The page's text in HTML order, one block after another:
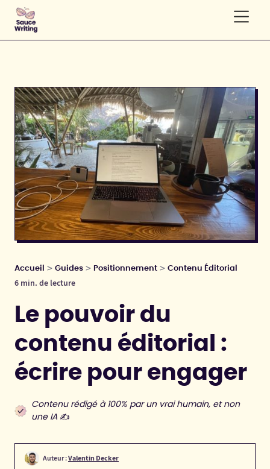
Accueil > Guides > Positionnement > Contenu Éditorial
6 min. de lecture
Le pouvoir du
contenu éditorial :
écrire pour engager
Contenu rédigé à 100% par un vrai humain, et non
une IA ✍️
Auteur :Valentin Decker